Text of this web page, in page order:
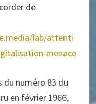
de
lab/attenti
menace
du numéro 83 du
en février 1966,